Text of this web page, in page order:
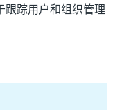
跟踪用户和组织管理